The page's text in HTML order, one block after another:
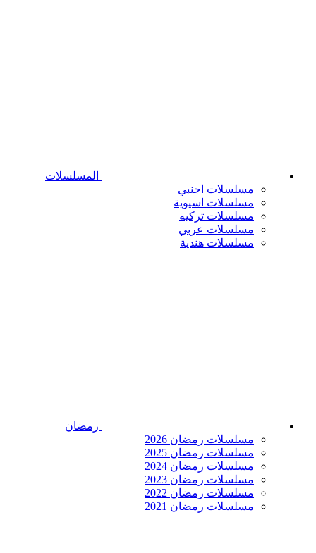
المسلسلات
مسلسلات اجنبي
مسلسلات اسيوية
مسلسلات تركيه
مسلسلات عربي
مسلسلات هندية
رمضان
مسلسلات رمضان 2026
مسلسلات رمضان 2025
مسلسلات رمضان 2024
مسلسلات رمضان 2023
مسلسلات رمضان 2022
مسلسلات رمضان 2021